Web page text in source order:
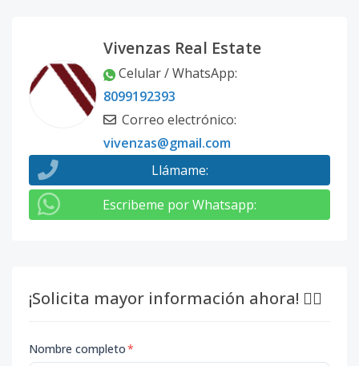
Vivenzas Real Estate
Celular / WhatsApp:
8099192393
Correo electrónico:
vivenzas@gmail.com
Llámame:
Escribeme por Whatsapp:
¡Solicita mayor información ahora! 👇🏽
Nombre completo*